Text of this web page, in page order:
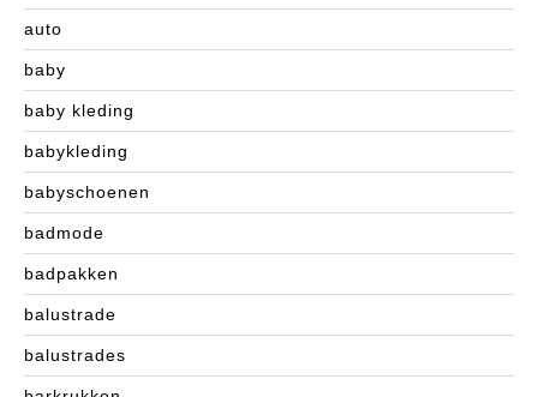
auto
baby
baby kleding
babykleding
babyschoenen
badmode
badpakken
balustrade
balustrades